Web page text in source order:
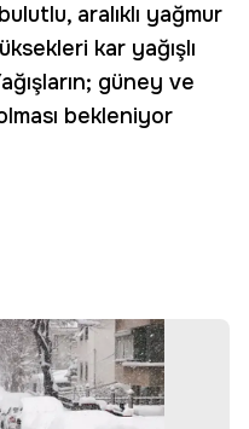
aralıklı yağmur
kar yağışlı
güney ve
bekleniyor